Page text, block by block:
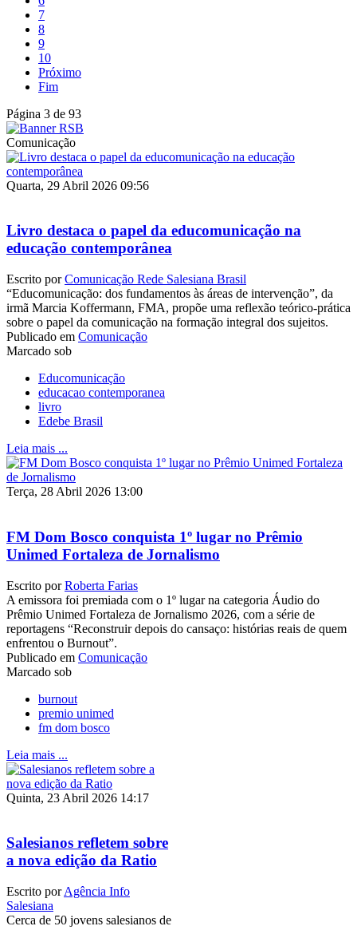
7
8
9
10
Próximo
Fim
Página 3 de 93
Comunicação
Quarta, 29 Abril 2026 09:56
Livro destaca o papel da educomunicação na
educação contemporânea
Escrito porComunicação Rede Salesiana Brasil
“Educomunicação: dos fundamentos às áreas de intervenção”, da
irmã Marcia Koffermann, FMA, propõe uma reflexão teórico-prática
sobre o papel da comunicação na formação integral dos sujeitos.
Publicado em Comunicação
Marcado sob
Educomunicação
educacao contemporanea
livro
Edebe Brasil
Leia mais ...
Terça, 28 Abril 2026 13:00
FM Dom Bosco conquista 1º lugar no Prêmio
Unimed Fortaleza de Jornalismo
Escrito porRoberta Farias
A emissora foi premiada com o 1º lugar na categoria Áudio do
Prêmio Unimed Fortaleza de Jornalismo 2026, com a série de
reportagens “Reconstruir depois do cansaço: histórias reais de quem
enfrentou o Burnout”.
Publicado em Comunicação
Marcado sob
burnout
premio unimed
fm dom bosco
Leia mais ...
Quinta, 23 Abril 2026 14:17
Salesianos refletem sobre
a nova edição da Ratio
Escrito porAgência Info
Salesiana
Cerca de 50 jovens salesianos de